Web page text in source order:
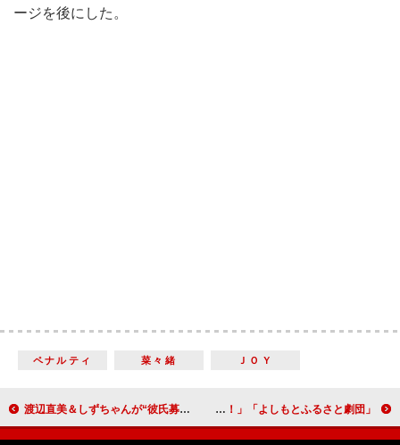
ージを後にした。
ペナルティ 菜々緒 ＪＯＹ
渡辺直美＆しずちゃんが“彼氏募集” 直美はプールから自力で出られず 「よしもとふるさと劇団」がスタート 西川きよし「小さなことからコツコツと！」